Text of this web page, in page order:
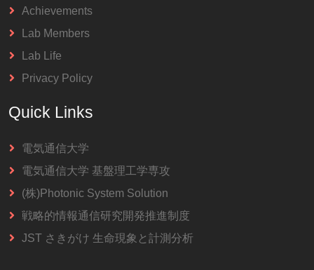
Achievements
Lab Members
Lab Life
Privacy Policy
Quick Links
電気通信大学
電気通信大学 基盤理工学専攻
(株)Photonic System Solution
戦略的情報通信研究開発推進制度
JST さきがけ 生命現象と計測分析